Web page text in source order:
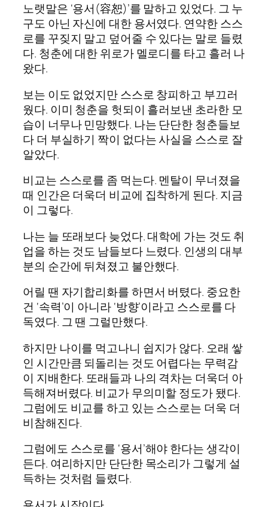
노랫말은 ‘용서(容恕)’를 말하고 있었다. 그 누
구도 아닌 자신에 대한 용서였다. 연약한 스스
로를 꾸짖지 말고 덮어줄 수 있다는 말로 들렸
다. 청춘에 대한 위로가 멜로디를 타고 흘러 나
왔다.
보는 이도 없었지만 스스로 창피하고 부끄러
웠다. 이미 청춘을 헛되이 흘러보낸 초라한 모
습이 너무나 민망했다. 나는 단단한 청춘들보
다 더 부실하기 짝이 없다는 사실을 스스로 잘
알았다.
비교는 스스로를 좀 먹는다. 멘탈이 무너졌을
때 인간은 더욱더 비교에 집착하게 된다. 지금
이 그렇다.
나는 늘 또래보다 늦었다. 대학에 가는 것도 취
업을 하는 것도 남들보다 느렸다. 인생의 대부
분의 순간에 뒤쳐졌고 불안했다.
어릴 땐 자기합리화를 하면서 버텼다. 중요한
건 ‘속력’이 아니라 ‘방향’이라고 스스로를 다
독였다. 그 땐 그럴만했다.
하지만 나이를 먹고나니 쉽지가 않다. 오래 쌓
인 시간만큼 되돌리는 것도 어렵다는 무력감
이 지배한다. 또래들과 나의 격차는 더욱더 아
득해져버렸다. 비교가 무의미할 정도가 됐다.
그럼에도 비교를 하고 있는 스스로는 더욱 더
비참해진다.
그럼에도 스스로를 ‘용서’해야 한다는 생각이
든다. 여리하지만 단단한 목소리가 그렇게 설
득하는 것처럼 들렸다.